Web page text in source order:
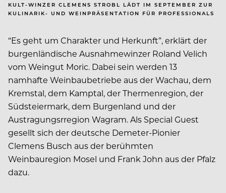
KULT-WINZER CLEMENS STROBL LÄDT IM SEPTEMBER ZUR
KULINARIK- UND WEINPRÄSENTATION FÜR PROFESSIONALS
“Es geht um Charakter und Herkunft”, erklärt der
burgenländische Ausnahmewinzer Roland Velich
vom Weingut Moric. Dabei sein werden 13
namhafte Weinbaubetriebe aus der Wachau, dem
Kremstal, dem Kamptal, der Thermenregion, der
Südsteiermark, dem Burgenland und der
Austragungsrregion Wagram. Als Special Guest
gesellt sich der deutsche Demeter-Pionier
Clemens Busch aus der berühmten
Weinbauregion Mosel und Frank John aus der Pfalz
dazu.